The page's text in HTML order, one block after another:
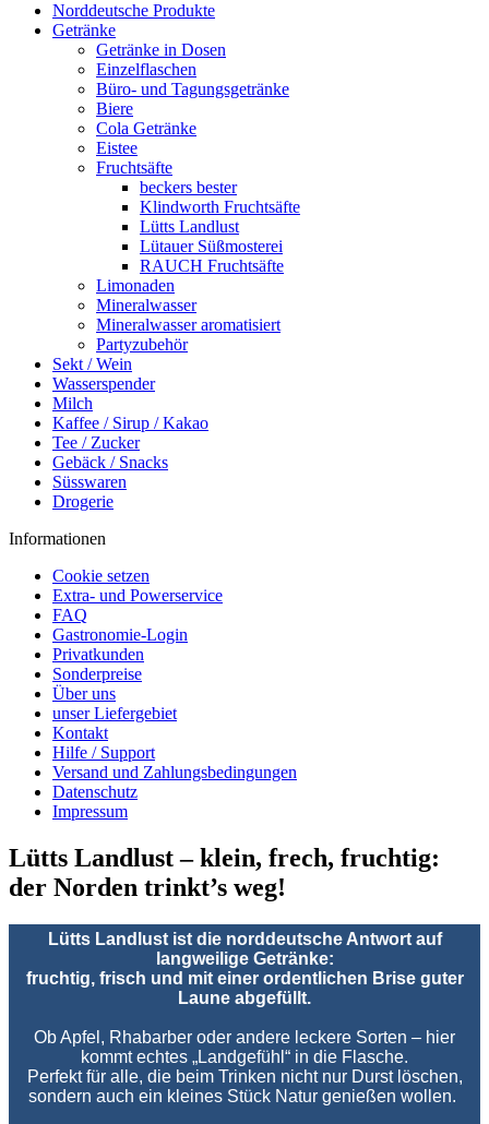
Norddeutsche Produkte
Getränke
Getränke in Dosen
Einzelflaschen
Büro- und Tagungsgetränke
Biere
Cola Getränke
Eistee
Fruchtsäfte
beckers bester
Klindworth Fruchtsäfte
Lütts Landlust
Lütauer Süßmosterei
RAUCH Fruchtsäfte
Limonaden
Mineralwasser
Mineralwasser aromatisiert
Partyzubehör
Sekt / Wein
Wasserspender
Milch
Kaffee / Sirup / Kakao
Tee / Zucker
Gebäck / Snacks
Süsswaren
Drogerie
Informationen
Cookie setzen
Extra- und Powerservice
FAQ
Gastronomie-Login
Privatkunden
Sonderpreise
Über uns
unser Liefergebiet
Kontakt
Hilfe / Support
Versand und Zahlungsbedingungen
Datenschutz
Impressum
Lütts Landlust – klein, frech, fruchtig:
der Norden trinkt’s weg!
Lütts Landlust ist die norddeutsche Antwort auf
langweilige Getränke:
fruchtig, frisch und mit einer ordentlichen Brise guter
Laune abgefüllt.
Ob Apfel, Rhabarber oder andere leckere Sorten – hier
kommt echtes „Landgefühl“ in die Flasche.
Perfekt für alle, die beim Trinken nicht nur Durst löschen,
sondern auch ein kleines Stück Natur genießen wollen.